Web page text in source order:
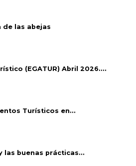
de las abejas
(EGATUR) Abril 2026....
Turísticos en...
las buenas prácticas...